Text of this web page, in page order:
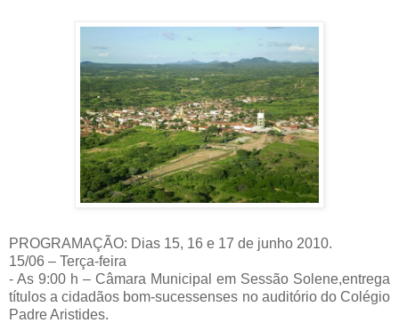
PROGRAMAÇÃO: Dias 15, 16 e 17 de junho 2010.
15/06 – Terça-feira
- As 9:00 h – Câmara Municipal em Sessão Solene,entrega
títulos a cidadãos bom-sucessenses no auditório do Colégio
Padre Aristides.